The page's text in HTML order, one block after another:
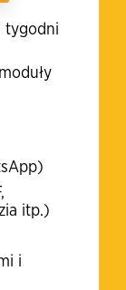
tygodni
itp.)
i